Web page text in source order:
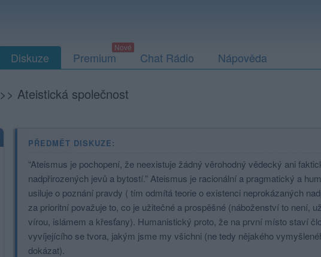
Diskuze Premium Chat Rádio Nápověda
>> Ateistická společnost
PŘEDMĚT DISKUZE:
“Ateismus je pochopení, že neexistuje žádný věrohodný vědecký ani
nadpřirozených jevů a bytostí.” Ateismus je racionální a pragmatický a
usiluje o poznání pravdy ( tím odmítá teorie o existenci neprokázaných
za prioritní považuje to, co je užitečné a prospěšné (náboženství to není,
vírou, islámem a křesťany). Humanistický proto, že na první místo staví
vyvíjejícího se tvora, jakým jsme my všichni (ne tedy nějakého
dokázat).